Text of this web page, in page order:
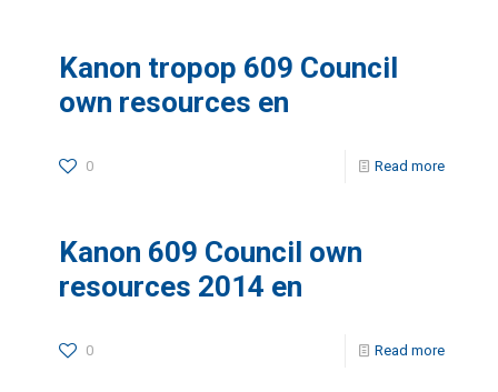
Kanon tropop 609 Council
own resources en
0 Read more
Kanon 609 Council own
resources 2014 en
0 Read more